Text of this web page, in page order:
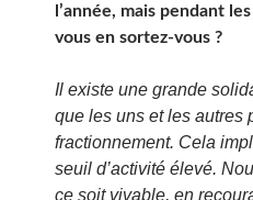
l’année, mais pendant
vous en sortez-vous ?
Il existe une grande
que les uns et les autres
fractionnement. Cela
seuil d’activité élevé.
ce soit vivable, en